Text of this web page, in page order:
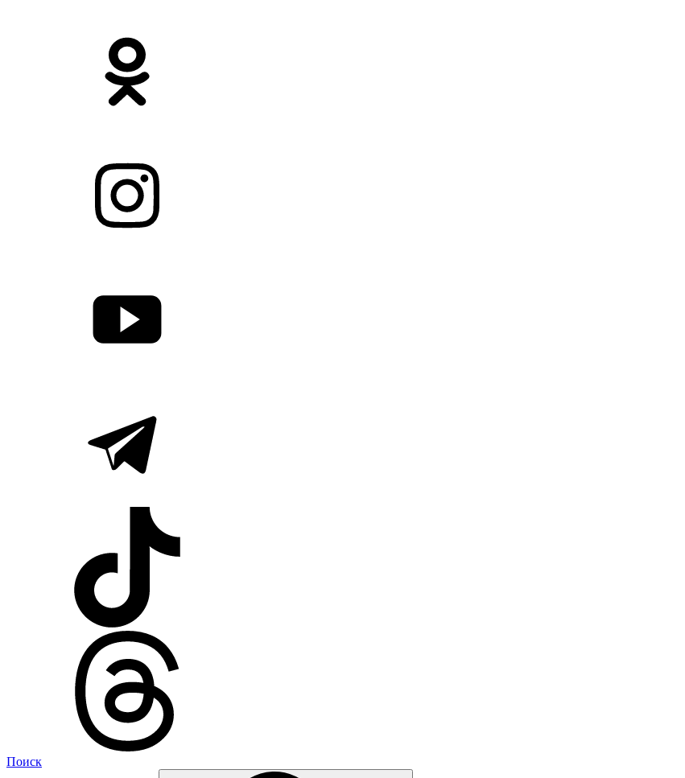
Поиск